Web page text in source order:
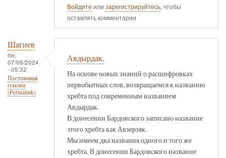
Войдите или зарегистрируйтесь, чтобы
оставлять комментарии
Шагиев
пн,
07/08/2024
- 05:32
Постоянная
ссылка
(Permalink)
Авдырдак.
На основе новых знаний о расшифровках
первобытных слов, возвращаемся к названию
хребта под современным названием
Авдырдак.
В донесении Бардовского записано название
этого хребта как Авзерзяк.
Мы имеем два названия одного и того же
хребта. В донесении Бардовского название